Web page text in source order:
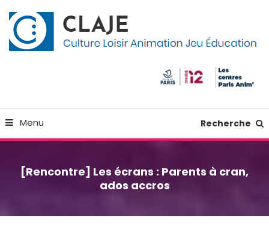
To
Content
Menu Recherche
[Rencontre] Les écrans : Parents à cran,
ados accros